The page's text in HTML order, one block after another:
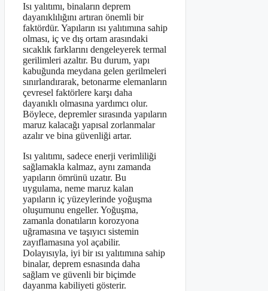
Isı yalıtımı, binaların deprem
dayanıklılığını artıran önemli bir
faktördür. Yapıların ısı yalıtımına sahip
olması, iç ve dış ortam arasındaki
sıcaklık farklarını dengeleyerek termal
gerilimleri azaltır. Bu durum, yapı
kabuğunda meydana gelen gerilmeleri
sınırlandırarak, betonarme elemanların
çevresel faktörlere karşı daha
dayanıklı olmasına yardımcı olur.
Böylece, depremler sırasında yapıların
maruz kalacağı yapısal zorlanmalar
azalır ve bina güvenliği artar.
Isı yalıtımı, sadece enerji verimliliği
sağlamakla kalmaz, aynı zamanda
yapıların ömrünü uzatır. Bu
uygulama, neme maruz kalan
yapıların iç yüzeylerinde yoğuşma
oluşumunu engeller. Yoğuşma,
zamanla donatıların korozyona
uğramasına ve taşıyıcı sistemin
zayıflamasına yol açabilir.
Dolayısıyla, iyi bir ısı yalıtımına sahip
binalar, deprem esnasında daha
sağlam ve güvenli bir biçimde
dayanma kabiliyeti gösterir.